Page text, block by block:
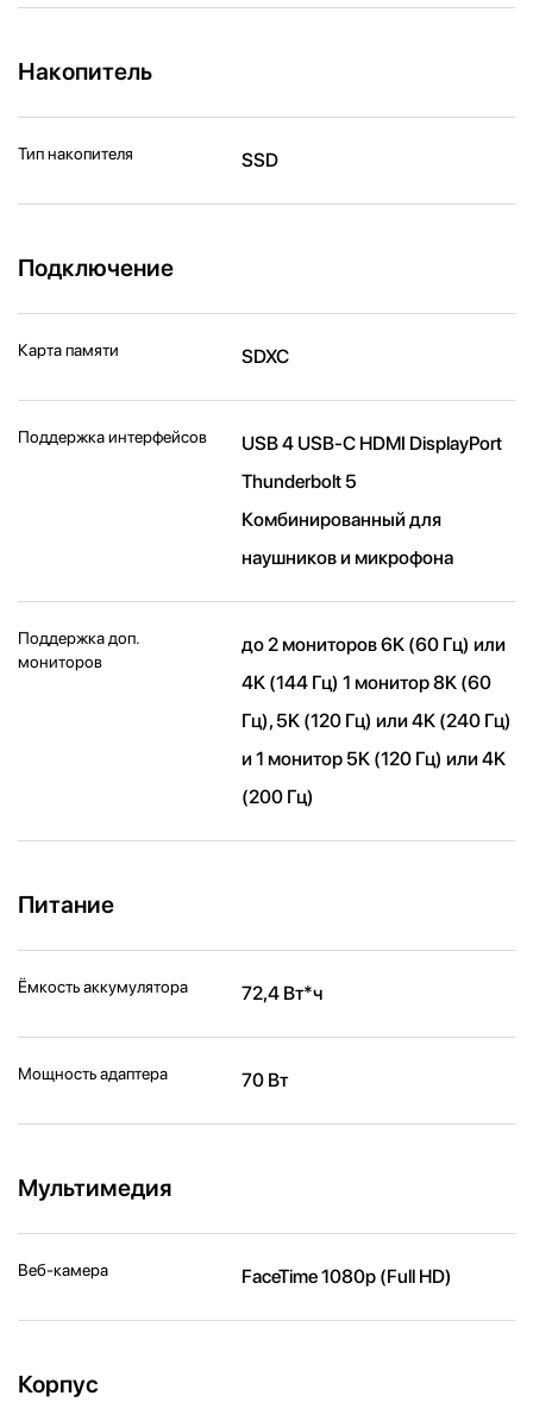
Накопитель
Тип накопителя SSD
Подключение
Карта памяти SDXC
Поддержка интерфейсов
USB 4 USB-C HDMI DisplayPort
Thunderbolt 5
Комбинированный для
наушников и микрофона
Поддержка доп.
мониторов
до 2 мониторов 6K (60 Гц) или
4K (144 Гц) 1 монитор 8K (60
Гц), 5K (120 Гц) или 4K (240 Гц)
и 1 монитор 5K (120 Гц) или 4K
(200 Гц)
Питание
Ёмкость аккумулятора 72,4 Вт*ч
Мощность адаптера 70 Вт
Мультимедия
Веб-камера FaceTime 1080p (Full HD)
Корпус